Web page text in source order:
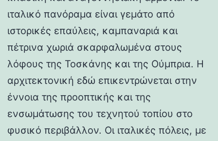
ιταλικό πανόραμα είναι γεμάτο από
ιστορικές επαύλεις, καμπαναριά και
πέτρινα χωριά σκαρφαλωμένα στους
λόφους της Τοσκάνης και της Ούμπρια. Η
αρχιτεκτονική εδώ επικεντρώνεται στην
έννοια της προοπτικής και της
ενσωμάτωσης του τεχνητού τοπίου στο
φυσικό περιβάλλον. Οι ιταλικές πόλεις, με